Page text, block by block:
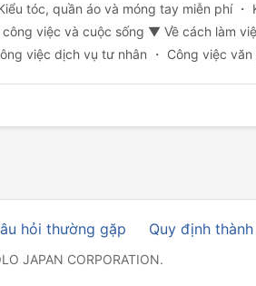
tóc, quần áo và móng tay miễn phí
việc và cuộc sống ▼ Về cách làm
việc dịch vụ tư nhân ・ Công việc văn
hỏi thường gặp Quy định
JAPAN CORPORATION.